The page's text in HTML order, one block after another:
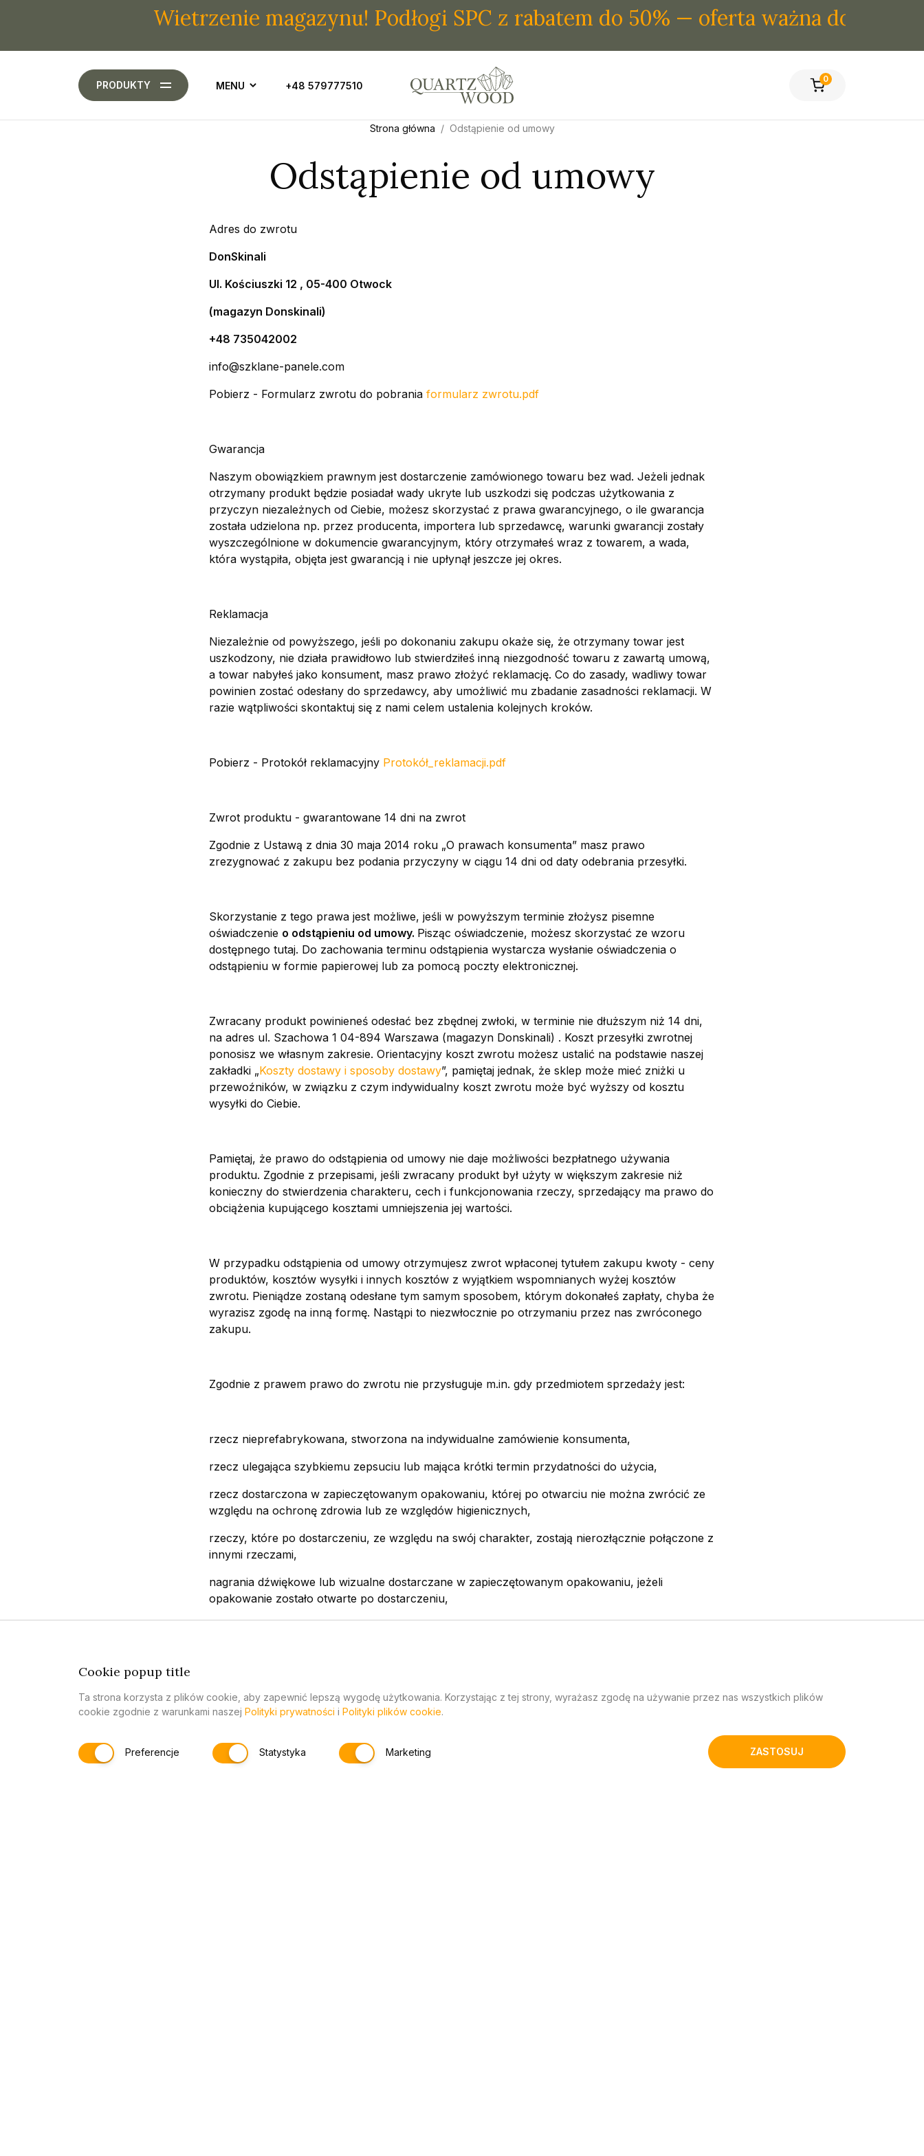
Wietrzenie magazynu! Podłogi SPC z rabatem do 50% — oferta ważna do
PRODUKTY MENU +48 579777510
0
Strona główna Odstąpienie od umowy
Odstąpienie od umowy
Adres do zwrotu
DonSkinali
Ul. Kościuszki 12 , 05-400 Otwock
(magazyn Donskinali)
+48 735042002
info@szklane-panele.com
Pobierz - Formularz zwrotu do pobrania formularz zwrotu.pdf
Gwarancja
Naszym obowiązkiem prawnym jest dostarczenie zamówionego towaru bez wad. Jeżeli jednak
otrzymany produkt będzie posiadał wady ukryte lub uszkodzi się podczas użytkowania z
przyczyn niezależnych od Ciebie, możesz skorzystać z prawa gwarancyjnego, o ile gwarancja
została udzielona np. przez producenta, importera lub sprzedawcę, warunki gwarancji zostały
wyszczególnione w dokumencie gwarancyjnym, który otrzymałeś wraz z towarem, a wada,
która wystąpiła, objęta jest gwarancją i nie upłynął jeszcze jej okres.
Reklamacja
Niezależnie od powyższego, jeśli po dokonaniu zakupu okaże się, że otrzymany towar jest
uszkodzony, nie działa prawidłowo lub stwierdziłeś inną niezgodność towaru z zawartą umową,
a towar nabyłeś jako konsument, masz prawo złożyć reklamację. Co do zasady, wadliwy towar
powinien zostać odesłany do sprzedawcy, aby umożliwić mu zbadanie zasadności reklamacji. W
razie wątpliwości skontaktuj się z nami celem ustalenia kolejnych kroków.
Pobierz - Protokół reklamacyjny Protokół_reklamacji.pdf
Zwrot produktu - gwarantowane 14 dni na zwrot
Zgodnie z Ustawą z dnia 30 maja 2014 roku „O prawach konsumenta” masz prawo
zrezygnować z zakupu bez podania przyczyny w ciągu 14 dni od daty odebrania przesyłki.
Skorzystanie z tego prawa jest możliwe, jeśli w powyższym terminie złożysz pisemne
oświadczenie o odstąpieniu od umowy. Pisząc oświadczenie, możesz skorzystać ze wzoru
dostępnego tutaj. Do zachowania terminu odstąpienia wystarcza wysłanie oświadczenia o
odstąpieniu w formie papierowej lub za pomocą poczty elektronicznej.
Zwracany produkt powinieneś odesłać bez zbędnej zwłoki, w terminie nie dłuższym niż 14 dni,
na adres ul. Szachowa 1 04-894 Warszawa (magazyn Donskinali) . Koszt przesyłki zwrotnej
ponosisz we własnym zakresie. Orientacyjny koszt zwrotu możesz ustalić na podstawie naszej
zakładki „Koszty dostawy i sposoby dostawy”, pamiętaj jednak, że sklep może mieć zniżki u
przewoźników, w związku z czym indywidualny koszt zwrotu może być wyższy od kosztu
wysyłki do Ciebie.
Pamiętaj, że prawo do odstąpienia od umowy nie daje możliwości bezpłatnego używania
produktu. Zgodnie z przepisami, jeśli zwracany produkt był użyty w większym zakresie niż
konieczny do stwierdzenia charakteru, cech i funkcjonowania rzeczy, sprzedający ma prawo do
obciążenia kupującego kosztami umniejszenia jej wartości.
W przypadku odstąpienia od umowy otrzymujesz zwrot wpłaconej tytułem zakupu kwoty - ceny
produktów, kosztów wysyłki i innych kosztów z wyjątkiem wspomnianych wyżej kosztów
zwrotu. Pieniądze zostaną odesłane tym samym sposobem, którym dokonałeś zapłaty, chyba że
wyrazisz zgodę na inną formę. Nastąpi to niezwłocznie po otrzymaniu przez nas zwróconego
zakupu.
Zgodnie z prawem prawo do zwrotu nie przysługuje m.in. gdy przedmiotem sprzedaży jest:
rzecz nieprefabrykowana, stworzona na indywidualne zamówienie konsumenta,
rzecz ulegająca szybkiemu zepsuciu lub mająca krótki termin przydatności do użycia,
rzecz dostarczona w zapieczętowanym opakowaniu, której po otwarciu nie można zwrócić ze
względu na ochronę zdrowia lub ze względów higienicznych,
rzeczy, które po dostarczeniu, ze względu na swój charakter, zostają nierozłącznie połączone z
innymi rzeczami,
nagrania dźwiękowe lub wizualne dostarczane w zapieczętowanym opakowaniu, jeżeli
opakowanie zostało otwarte po dostarczeniu,
W przypadku zastrzeżeń do transakcji i sporu ze sprzedającym istnieje możliwość
Cookie popup title
Ta strona korzysta z plików cookie, aby zapewnić lepszą wygodę użytkowania. Korzystając z tej strony, wyrażasz zgodę na używanie przez nas wszystkich plików
cookie zgodnie z warunkami naszej Polityki prywatności i Polityki plików cookie.
Preferencje Statystyka Marketing ZASTOSUJ